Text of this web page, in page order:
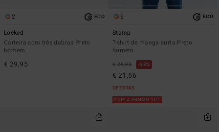
2 ECO
Locked
Carteira com três dobras Preto
homem
€ 29,95
6 ECO
Stamp
T-shirt de manga curta Preto
homem
€ 29,95 28%
€ 21,56
OFERTAS
DUPLA PROMO 10%